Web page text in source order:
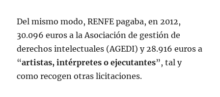
Del mismo modo, RENFE pagaba, en 2012,
30.096 euros a la Asociación de gestión de
derechos intelectuales (AGEDI) y 28.916 euros a
“artistas, intérpretes o ejecutantes”, tal y
como recogen otras licitaciones.